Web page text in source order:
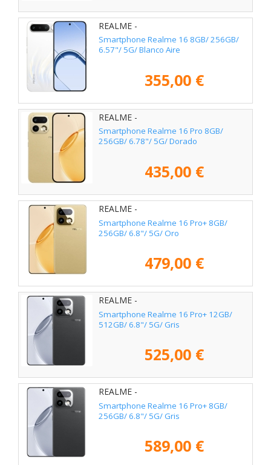
REALME -
Smartphone Realme 16 8GB/ 256GB/
6.57"/ 5G/ Blanco Aire
355,00 €
REALME -
Smartphone Realme 16 Pro 8GB/
256GB/ 6.78"/ 5G/ Dorado
435,00 €
REALME -
Smartphone Realme 16 Pro+ 8GB/
256GB/ 6.8"/ 5G/ Oro
479,00 €
REALME -
Smartphone Realme 16 Pro+ 12GB/
512GB/ 6.8"/ 5G/ Gris
525,00 €
REALME -
Smartphone Realme 16 Pro+ 8GB/
256GB/ 6.8"/ 5G/ Gris
589,00 €